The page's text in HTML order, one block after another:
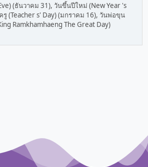
(ธันวาคม 31), วันขึ้นปีใหม่ (New Year 's
รู (Teacher s' Day) (มกราคม 16), วันพ่อขุน
Ramkhamhaeng The Great Day)